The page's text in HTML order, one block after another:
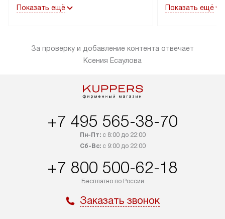
специальным лейблом
оплачивается дополнительно.
Возможна доставка товаров по
Показать ещё
эксплуатации
подключается
Показать ещё
За проверку и добавление контента отвечает
Ксения Есаулова
+7 495 565-38-70
Пн-Пт:с 8:00 до 22:00
Сб-Вс:с 9:00 до 22:00
+7 800 500-62-18
Бесплатно по России
Заказать звонок